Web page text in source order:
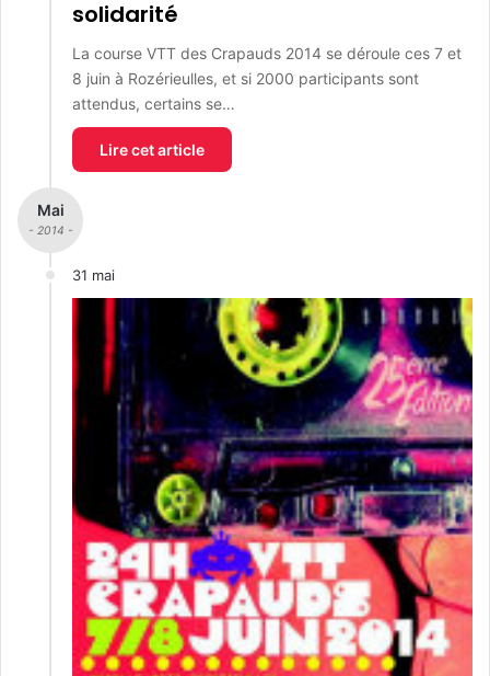
solidarité
La course VTT des Crapauds 2014 se déroule ces 7 et
8 juin à Rozérieulles, et si 2000 participants sont
attendus, certains se…
Lire cet article
Mai
- 2014 -
31 mai